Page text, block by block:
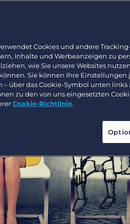
Arbeitnehmerüberlassung
Cookies und andere
Inhalte und Werbeanzeigen zu
wie Sie unsere Websites
Sie können Ihre
– über das Cookie-Symbol unten
zu den von uns eingesetzten
Cookie-Richtlinie.